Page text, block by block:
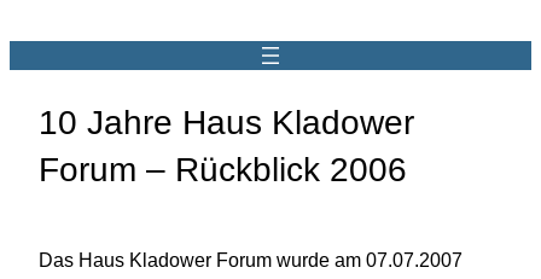
10 Jahre Haus Kladower
Forum – Rückblick 2006
Das Haus Kladower Forum wurde am 07.07.2007